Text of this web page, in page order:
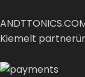
Kiemelt